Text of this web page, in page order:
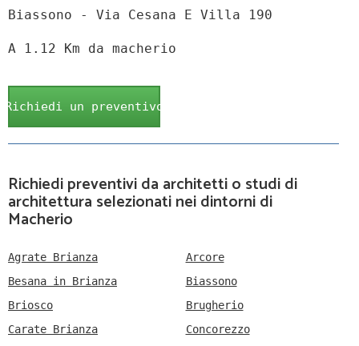
Biassono - Via Cesana E Villa 190
A 1.12 Km da macherio
Richiedi un preventivo
Richiedi preventivi da architetti o studi di
architettura selezionati nei dintorni di
Macherio
Agrate Brianza
Arcore
Besana in Brianza
Biassono
Briosco
Brugherio
Carate Brianza
Concorezzo